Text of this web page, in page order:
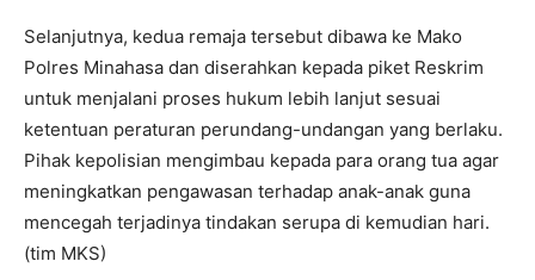
Selanjutnya, kedua remaja tersebut dibawa ke Mako
Polres Minahasa dan diserahkan kepada piket Reskrim
untuk menjalani proses hukum lebih lanjut sesuai
ketentuan peraturan perundang-undangan yang berlaku.
Pihak kepolisian mengimbau kepada para orang tua agar
meningkatkan pengawasan terhadap anak-anak guna
mencegah terjadinya tindakan serupa di kemudian hari.
(tim MKS)